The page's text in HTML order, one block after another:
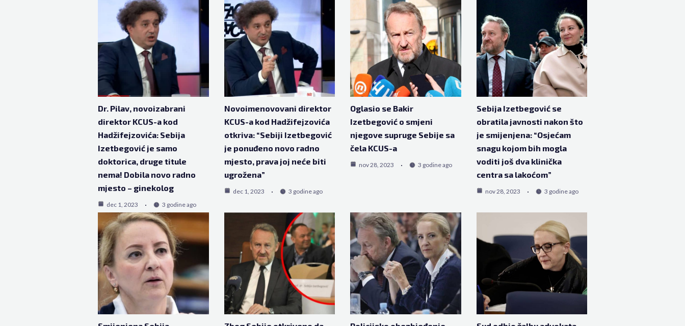
Dr. Pilav, novoizabrani
direktor KCUS-a kod
Hadžifejzovića: Sebija
Izetbegović je samo
doktorica, druge titule
nema! Dobila novo radno
mjesto – ginekolog
dec 1, 2023 3 godine ago
Novoimenovovani direktor
KCUS-a kod Hadžifejzovića
otkriva: “Sebiji Izetbegović
je ponuđeno novo radno
mjesto, prava joj neće biti
ugrožena”
dec 1, 2023 3 godine ago
Oglasio se Bakir
Izetbegović o smjeni
njegove supruge Sebije sa
čela KCUS-a
nov 28, 2023 3 godine ago
Sebija Izetbegović se
obratila javnosti nakon što
je smijenjena: “Osjećam
snagu kojom bih mogla
voditi još dva klinička
centra sa lakoćom”
nov 28, 2023 3 godine ago